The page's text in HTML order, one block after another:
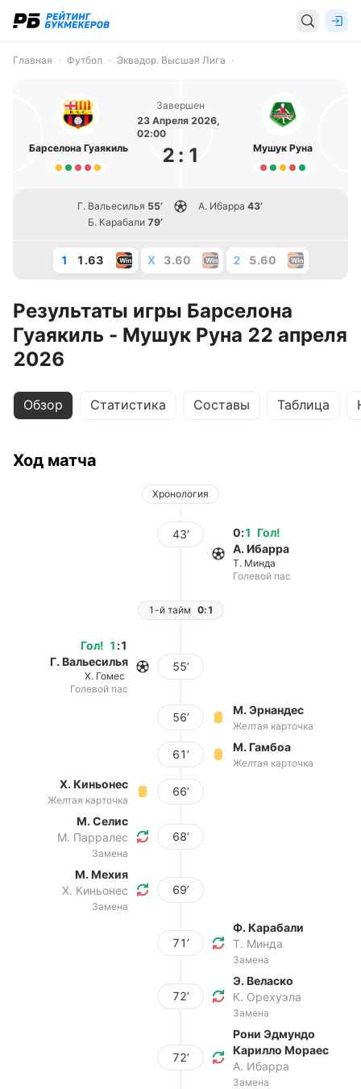
Главная Футбол Эквадор. Высшая Лига
Барселона Гуаякиль
Завершен
23 Апреля 2026,
02:00
2 : 1 Мушук Руна
Г. Вальесилья 55’
Б. Карабали 79’
А. Ибарра 43’
1 1.63 X 3.60 2 5.60
Результаты игры Барселона
Гуаякиль - Мушук Руна 22 апреля
2026
Обзор Статистика Составы Таблица
Ход матча
Хронология
43’ Гол!
0:1
А. Ибарра
Т. Минда
Голевой пас
1-й тайм 0:1
Гол! 1 :1
Г. Вальесилья
Х. Гомес
Голевой пас
55’
56’
М. Эрнандес
Желтая карточка
61’
М. Гамбоа
Желтая карточка
Х. Киньонес
Желтая карточка
66’
М. Селис
М. Парралес
Замена
68’
М. Мехия
Х. Киньонес
Замена
69’
71’
Ф. Карабали
Т. Минда
Замена
72’
Э. Веласко
К. Орехуэла
Замена
72’
Рони Эдмундо
Карилло Мораес
А. Ибарра
Замена